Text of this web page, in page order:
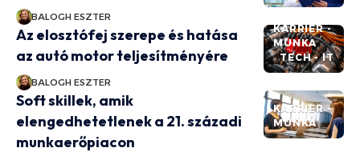
BALOGH ESZTER
KARRIER -
MUNKA
TECH - IT
Az elosztófej szerepe és hatása
az autó motor teljesítményére
BALOGH ESZTER
KARRIER -
MUNKA
Soft skillek, amik
elengedhetetlenek a 21. századi
munkaerőpiacon